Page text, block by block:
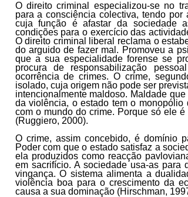
O direito criminal especializou-se no
para a consciência colectiva, tendo
cuja função é afastar da sociedade
condições para o exercício das
O direito criminal liberal reclama o
do arguido de fazer mal. Promoveu a
que a sua especialidade forense se
procura de responsabilização
ocorrência de crimes. O crime,
isolado, cuja origem não pode ser
intencionalmente maldoso. Maldade
da violência, o estado tem o
com o mundo do crime. Porque só ele
(Ruggiero, 2000).
O crime, assim concebido, é domínio
Poder com que o estado satisfaz a
ela produzidos como reacção
em sacrifício. A sociedade usa-as para
vingança. O sistema alimenta a
violência boa para o crescimento da
causa a sua dominação (Hirschman,